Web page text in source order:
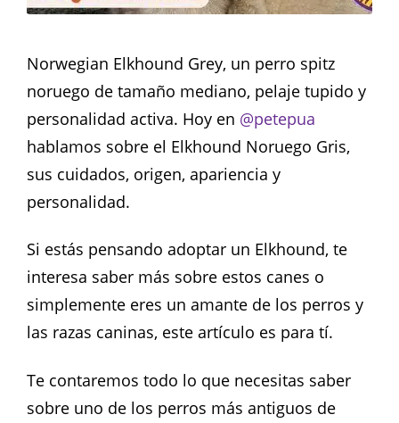
Norwegian Elkhound Grey, un perro spitz
noruego de tamaño mediano, pelaje tupido y
personalidad activa. Hoy en @petepua
hablamos sobre el Elkhound Noruego Gris,
sus cuidados, origen, apariencia y
personalidad.
Si estás pensando adoptar un Elkhound, te
interesa saber más sobre estos canes o
simplemente eres un amante de los perros y
las razas caninas, este artículo es para tí.
Te contaremos todo lo que necesitas saber
sobre uno de los perros más antiguos de